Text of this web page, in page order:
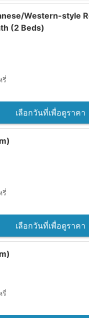
Western-style
(2 Beds)
รี่
เลือกวันที่เพื่อดูราคา
รี่
เลือกวันที่เพื่อดูราคา
รี่